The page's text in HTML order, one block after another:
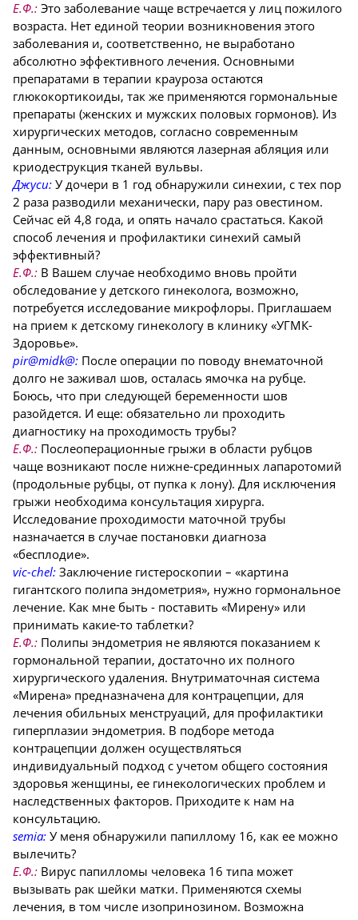
Е.Ф.: Это заболевание чаще встречается у лиц пожилого
возраста. Нет единой теории возникновения этого
заболевания и, соответственно, не выработано
абсолютно эффективного лечения. Основными
препаратами в терапии крауроза остаются
глюкокортикоиды, так же применяются гормональные
препараты (женских и мужских половых гормонов). Из
хирургических методов, согласно современным
данным, основными являются лазерная абляция или
криодеструкция тканей вульвы.
Джуси: У дочери в 1 год обнаружили синехии, с тех пор
2 раза разводили механически, пару раз овестином.
Сейчас ей 4,8 года, и опять начало срастаться. Какой
способ лечения и профилактики синехий самый
эффективный?
Е.Ф.: В Вашем случае необходимо вновь пройти
обследование у детского гинеколога, возможно,
потребуется исследование микрофлоры. Приглашаем
на прием к детскому гинекологу в клинику «УГМК-
Здоровье».
pir@midk@: После операции по поводу внематочной
долго не заживал шов, осталась ямочка на рубце.
Боюсь, что при следующей беременности шов
разойдется. И еще: обязательно ли проходить
диагностику на проходимость трубы?
Е.Ф.: Послеоперационные грыжи в области рубцов
чаще возникают после нижне-срединных лапаротомий
(продольные рубцы, от пупка к лону). Для исключения
грыжи необходима консультация хирурга.
Исследование проходимости маточной трубы
назначается в случае постановки диагноза
«бесплодие».
vic-chel: Заключение гистероскопии – «картина
гигантского полипа эндометрия», нужно гормональное
лечение. Как мне быть - поставить «Мирену» или
принимать какие-то таблетки?
Е.Ф.: Полипы эндометрия не являются показанием к
гормональной терапии, достаточно их полного
хирургического удаления. Внутриматочная система
«Мирена» предназначена для контрацепции, для
лечения обильных менструаций, для профилактики
гиперплазии эндометрия. В подборе метода
контрацепции должен осуществляться
индивидуальный подход с учетом общего состояния
здоровья женщины, ее гинекологических проблем и
наследственных факторов. Приходите к нам на
консультацию.
semia: У меня обнаружили папиллому 16, как ее можно
вылечить?
Е.Ф.: Вирус папилломы человека 16 типа может
вызывать рак шейки матки. Применяются схемы
лечения, в том числе изопринозином. Возможна